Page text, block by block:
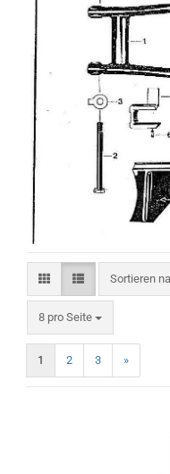
Sortieren
Sortieren
8 pro Seite
pro Seite
1 2 3 »